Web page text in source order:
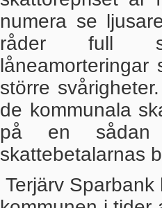
numera se
råder full
låneamorteringar
större
de kommunala
på en sådan
skattebetalarnas
Terjärv